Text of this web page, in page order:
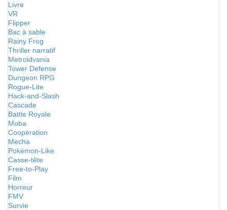
Livre
VR
Flipper
Bac à sable
Rainy Frog
Thriller narratif
Metroidvania
Tower Defense
Dungeon RPG
Rogue-Lite
Hack-and-Slash
Cascade
Battle Royale
Moba
Coopération
Mecha
Pokémon-Like
Casse-tête
Free-to-Play
Film
Horreur
FMV
Survie